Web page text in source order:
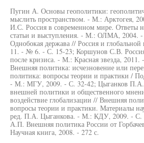
Пугин А. Основы геополитики:
мыслить пространством. - М.: Арктогея,
И.С. Россия в современном мире. Ответы
статьи и выступления. - М.: ОЛМА, 2004. -
Однобокая держава // Россия и
11. - № 6. - С. 15-23; Коршунов С.В.
после кризиса. - М.: Красная звезда,
Внешняя политика: исчезновение или
политика: вопросы теории и практики /
- М.: МГУ, 2009. - С. 32-42; Цыганков П.А.
внешней политики и общественного
воздействие глобализации // Внешняя
вопросы теории и практики. Материалы
ред. П.А. Цыганкова. - М.: КДУ, 2009. - С.
А.П. Внешняя политика России от
Научная книга, 2008. - 272 с.